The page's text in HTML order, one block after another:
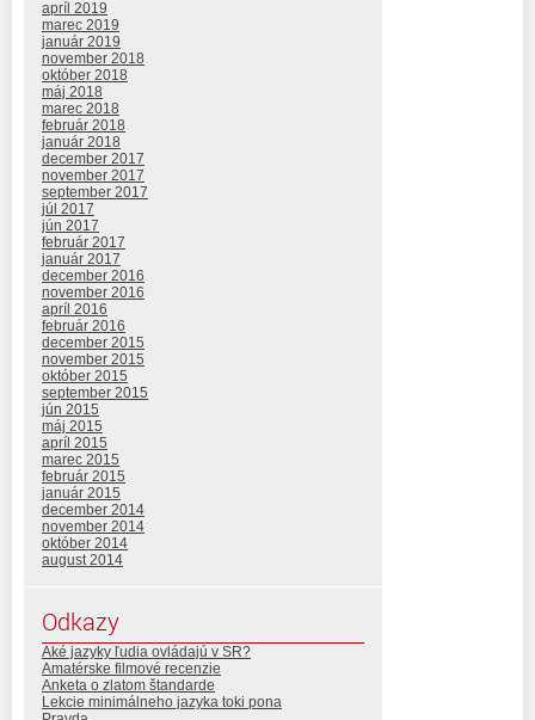
apríl 2019
marec 2019
január 2019
november 2018
október 2018
máj 2018
marec 2018
február 2018
január 2018
december 2017
november 2017
september 2017
júl 2017
jún 2017
február 2017
január 2017
december 2016
november 2016
apríl 2016
február 2016
december 2015
november 2015
október 2015
september 2015
jún 2015
máj 2015
apríl 2015
marec 2015
február 2015
január 2015
december 2014
november 2014
október 2014
august 2014
Odkazy
Aké jazyky ľudia ovládajú v SR?
Amatérske filmové recenzie
Anketa o zlatom štandarde
Lekcie minimálneho jazyka toki pona